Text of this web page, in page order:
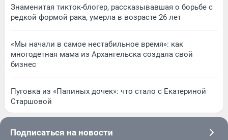
Знаменитая тикток-блогер, рассказывавшая о борьбе с
редкой формой рака, умерла в возрасте 26 лет
«Мы начали в самое нестабильное время»: как
многодетная мама из Архангельска создала свой
бизнес
Пуговка из «Папиных дочек»: что стало с Екатериной
Старшовой
Подписаться на новости